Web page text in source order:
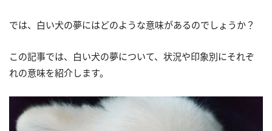
では、白い犬の夢にはどのような意味があるのでしょうか？
この記事では、白い犬の夢について、状況や印象別にそれぞ
れの意味を紹介します。